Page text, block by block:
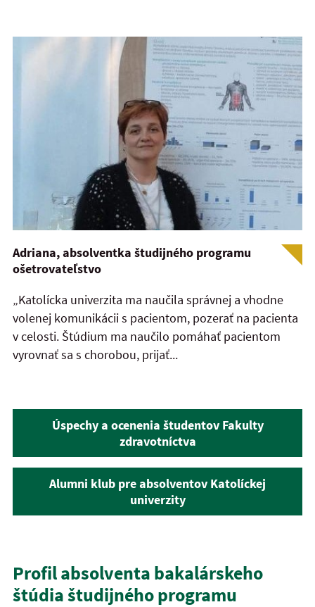
Adriana, absolventka študijného programu
ošetrovateľstvo
„Katolícka univerzita ma naučila správnej a vhodne
volenej komunikácii s pacientom, pozerať na pacienta
v celosti. Štúdium ma naučilo pomáhať pacientom
vyrovnať sa s chorobou, prijať...
Úspechy a ocenenia študentov Fakulty
zdravotníctva
Alumni klub preabsolventov Katolíckej
univerzity
Profil absolventa bakalárskeho
štúdia študijného programu